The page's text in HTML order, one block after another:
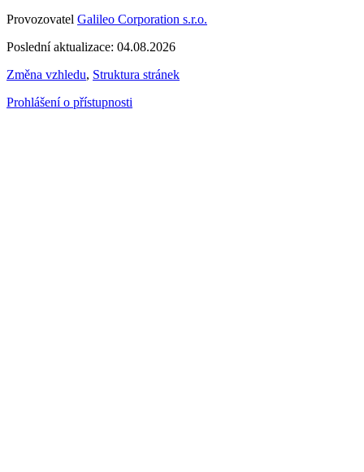
Provozovatel Galileo Corporation s.r.o.
Poslední aktualizace: 04.08.2026
Změna vzhledu, Struktura stránek
Prohlášení o přístupnosti